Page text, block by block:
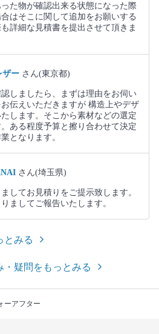
た物が確認出来る状態になった際
はそこに関して追加をお願いする
詳細な見積書を提出させて頂きま
ザー さん(東京都)
しましたら、まずは理由をお伺い
伝えいただきますが 構造上やデザ
します。そこから素材などの選定
ある程度予算と擦り合わせて決定
となります。
さん(埼玉県)
してお見積りをご提示致します。
ましてご報告いたします。
とみる
・疑問をもっとみる
ーアフター